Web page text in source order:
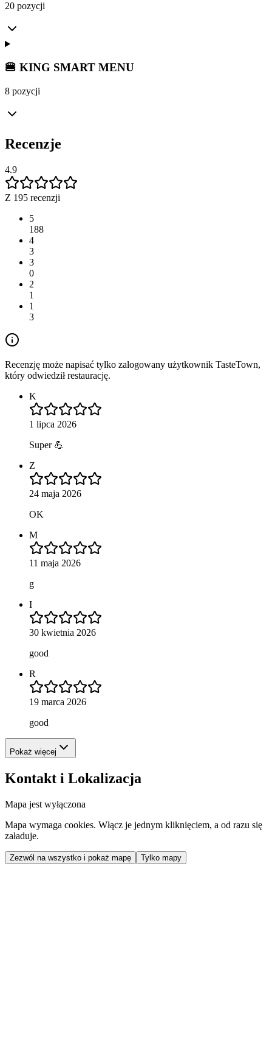
20 pozycji
🍔 KING SMART MENU
8 pozycji
Recenzje
4.9
Z 195 recenzji
5
188
4
3
3
0
2
1
1
3
Recenzję może napisać tylko zalogowany użytkownik TasteTown,
który odwiedził restaurację.
K
1 lipca 2026
Super 💪
Z
24 maja 2026
OK
M
11 maja 2026
g
I
30 kwietnia 2026
good
R
19 marca 2026
good
Pokaż więcej
Kontakt i Lokalizacja
Mapa jest wyłączona
Mapa wymaga cookies. Włącz je jednym kliknięciem, a od razu się
załaduje.
Zezwól na wszystko i pokaż mapę Tylko mapy